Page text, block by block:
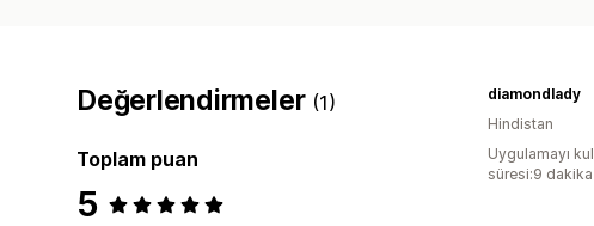
Değerlendirmeler (1)
Toplam puan
5
diamondlady
Hindistan
Uygulamayı
süresi:9 dakika